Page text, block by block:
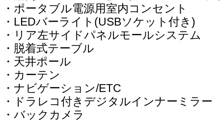
・ポータブル電源用室内コンセント
・LEDバーライト(USBソケット付き)
・リア左サイドパネルモールシステム
・脱着式テーブル
・天井ポール
・カーテン
・ナビゲーション/ETC
・ドラレコ付きデジタルインナーミラー
・バックカメラ